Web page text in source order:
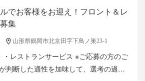
でお客様をお迎え！フロント＆レ
集
山形県鶴岡市北京田字下鳥ノ巣23‐1
レストランサービス ※ご応募の方のご
判断した適性を加味して、選考の過程